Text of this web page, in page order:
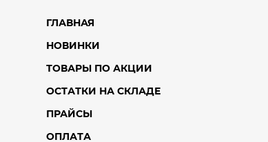
ГЛАВНАЯ
НОВИНКИ
ТОВАРЫ ПО АКЦИИ
ОСТАТКИ НА СКЛАДЕ
ПРАЙСЫ
ОПЛАТА